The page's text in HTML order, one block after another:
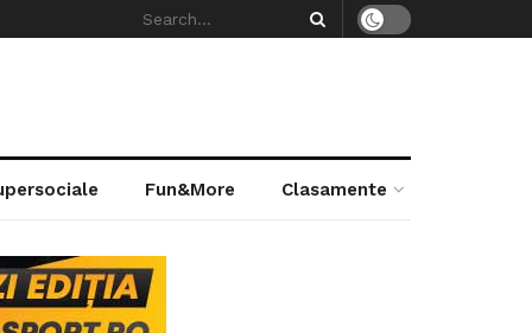
Fun&More Clasamente